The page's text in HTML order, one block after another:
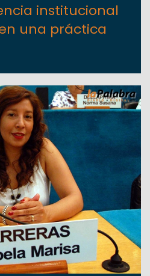
institucional
una práctica